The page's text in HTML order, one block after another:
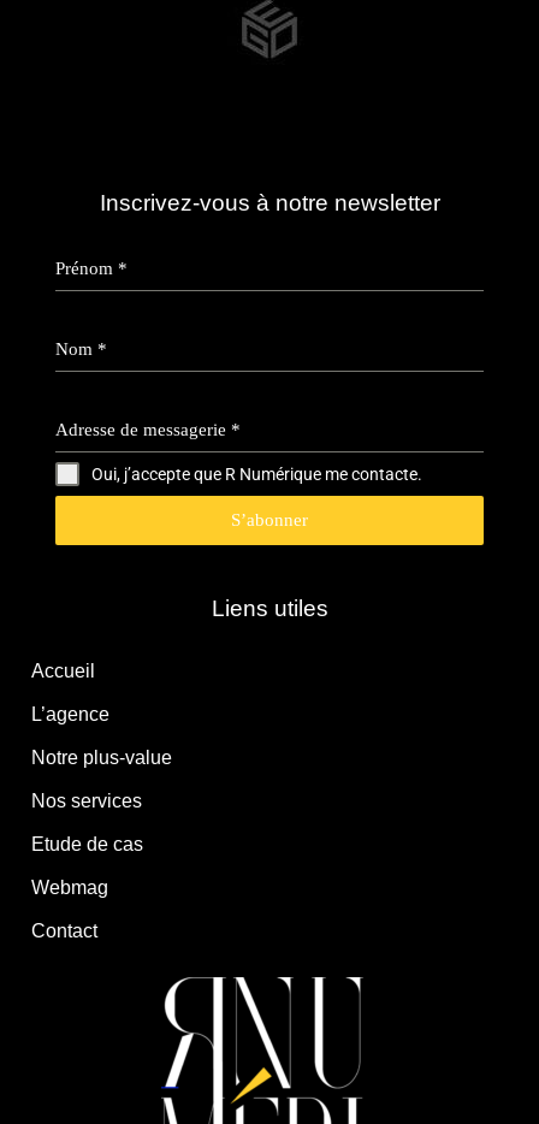
Liens utiles
Accueil
L’agence
Notre plus-value
Nos services
Etude de cas
Webmag
Contact
Inscrivez-vous à notre newsletter
Prénom *
Nom *
Adresse de messagerie *
Oui, j’accepte que R Numérique me contacte.
S’abonner